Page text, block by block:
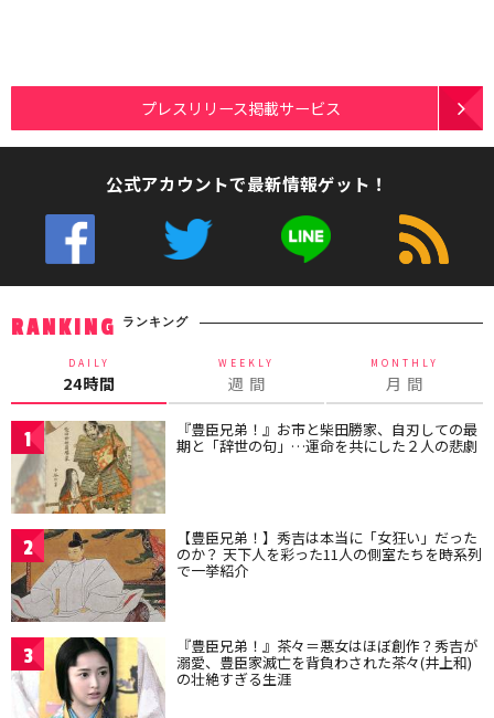
プレスリリース掲載サービス
公式アカウントで最新情報ゲット！
RANKING ランキング
DAILY
24時間
WEEKLY
週 間
MONTHLY
月 間
1 『豊臣兄弟！』お市と柴田勝家、自刃しての最
期と「辞世の句」…運命を共にした２人の悲劇
2 【豊臣兄弟！】秀吉は本当に「女狂い」だった
のか？ 天下人を彩った11人の側室たちを時系列
で一挙紹介
3 『豊臣兄弟！』茶々＝悪女はほぼ創作？秀吉が
溺愛、豊臣家滅亡を背負わされた茶々(井上和)
の壮絶すぎる生涯